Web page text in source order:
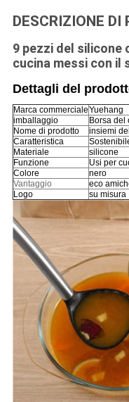
DESCRIZIONE DI
9 pezzi del silicone
cucina messi con
Dettagli del
Marca commercialeYuehang
imballaggio
Borsa del
Nome di prodotto
insiemi
Caratteristica
Materiale
silicone
Funzione
Usi per
Colore
nero
Vantaggio
eco
Logo
su misura